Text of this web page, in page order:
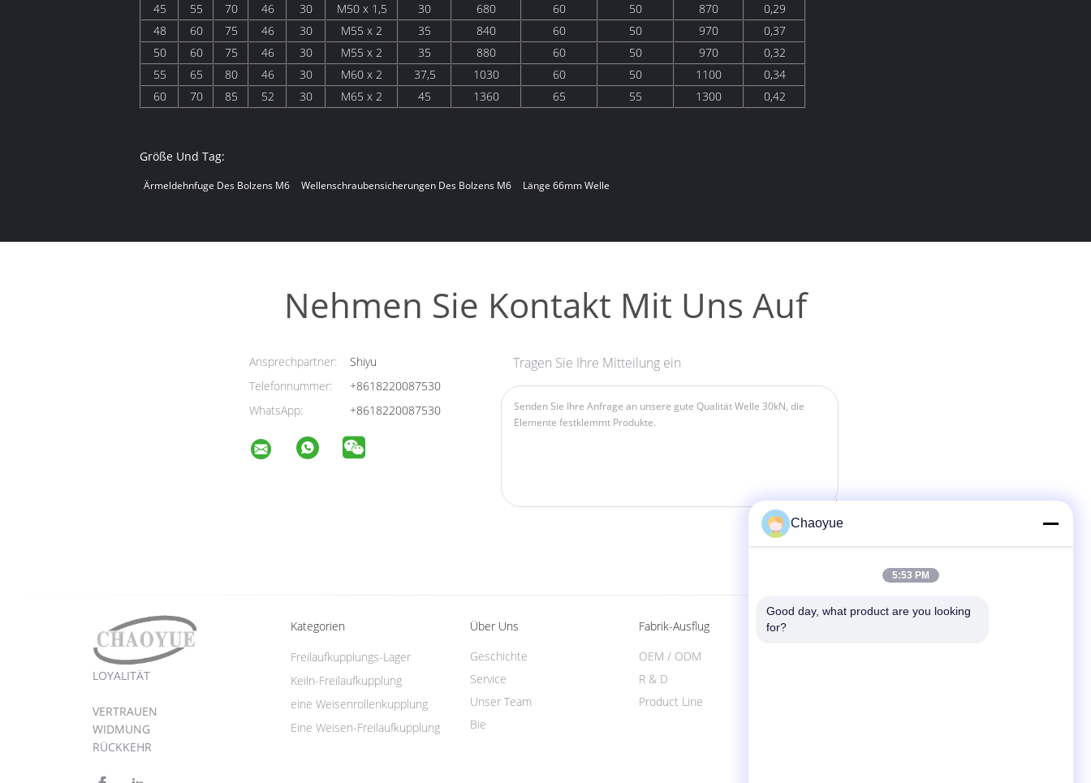
45
55 70 46 30 M50 x 1,5 30 680 60 50 870
0,29
48
60 75 46 30 M55 x 2 35 840 60 50 970
0,37
50
60 75 46 30 M55 x 2 35 880 60 50 970
0,32
55
65 80 46 30 M60 x 2 37,5 1030 60 50 1100
0,34
60
70 85 52 30 M65 x 2 45 1360 65 55 1300 0,42
Größe Und Tag:
Ärmeldehnfuge Des Bolzens M6 Wellenschraubensicherungen Des Bolzens M6 Länge 66mm Welle
Nehmen Sie Kontakt Mit Uns Auf
Ansprechpartner:
Shiyu
Telefonnummer:
+8618220087530
WhatsApp:
+8618220087530
Tragen Sie Ihre Mitteilung ein
LOYALITÄT
VERTRAUEN
WIDMUNG
RÜCKKEHR
Kategorien
Eine Weisen-Freilaufkupplung
Freilaufkupplungs-Lager
Keiln-Freilaufkupplung
eine Weisenrollenkupplung
Über Uns
Bie
Geschichte
Service
Unser Team
Fabrik-Ausflug
Product Line
OEM / ODM
R & D
Chaoyue
5:53 PM
Good day, what product are you looking
for?